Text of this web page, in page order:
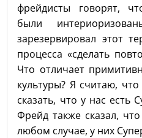
фрейдисты говорят,
были
зарезервировал этот
процесса «сделать
Что отличает
культуры? Я считаю,
сказать, что у нас есть
Фрейд также сказал,
любом случае, у них